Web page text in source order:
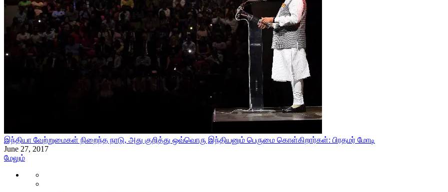
இந்தியா வேற்றுமைகள் நிறைந்த நாடு, அது குறித்து ஒவ்வொரு இந்தியனும் பெருமை கொள்கிறார்கள்: பிரதமர் மோடி
June 27, 2017
மேலும்